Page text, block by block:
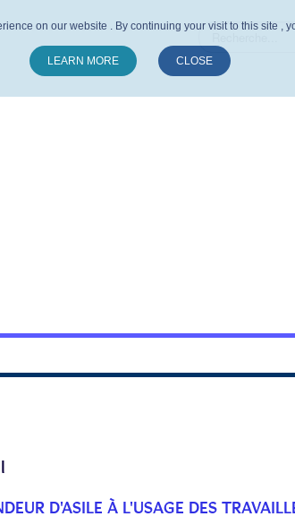
D'ASILE À L'USAGE DES
on our website . By continuing your visit to this site ,
LEARN MORE CLOSE